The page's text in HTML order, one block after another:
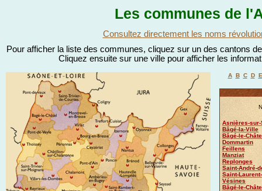
Les communes de
Consultez directement les noms
Pour afficher la liste des communes, cliquez sur un des cantons
Cliquez ensuite sur une ville pour afficher les
A B C D E
Asnières-sur-
Bâgé-la-Ville
Bâgé-le-
Dommartin
Feillens
Manziat
Replonges
Saint-André-
Saint-
Vésines
Bâgé-le-